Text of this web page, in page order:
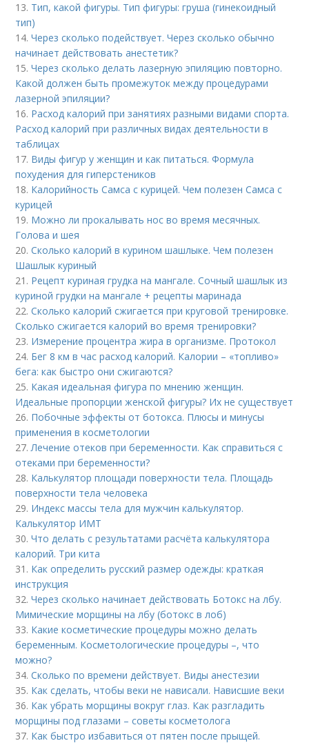
13. Тип, какой фигуры. Тип фигуры: груша (гинекоидный
тип)
14.Через сколько подействует. Через сколько обычно
начинает действовать анестетик?
15.Через сколько делать лазерную эпиляцию повторно.
Какой должен быть промежуток между процедурами
лазерной эпиляции?
16. Расход калорий при занятиях разными видами спорта.
Расход калорий при различных видах деятельности в
таблицах
17. Виды фигур у женщин и как питаться. Формула
похудения для гиперстеников
18. Калорийность Самса с курицей. Чем полезен Самса с
курицей
19. Можно ли прокалывать нос во время месячных.
Голова и шея
20.Сколько калорий в курином шашлыке. Чем полезен
Шашлык куриный
21. Рецепт куриная грудка на мангале. Сочный шашлык из
куриной грудки на мангале + рецепты маринада
22.Сколько калорий сжигается при круговой тренировке.
Сколько сжигается калорий во время тренировки?
23. Измерение процентра жира в организме. Протокол
24. Бег 8 км в час расход калорий. Калории – «топливо»
бега: как быстро они сжигаются?
25. Какая идеальная фигура по мнению женщин.
Идеальные пропорции женской фигуры? Их не существует
26. Побочные эффекты от ботокса. Плюсы и минусы
применения в косметологии
27.Лечение отеков при беременности. Как справиться с
отеками при беременности?
28. Калькулятор площади поверхности тела. Площадь
поверхности тела человека
29. Индекс массы тела для мужчин калькулятор.
Калькулятор ИМТ
30.Что делать с результатами расчёта калькулятора
калорий. Три кита
31. Как определить русский размер одежды: краткая
инструкция
32.Через сколько начинает действовать Ботокс на лбу.
Мимические морщины на лбу (ботокс в лоб)
33. Какие косметические процедуры можно делать
беременным. Косметологические процедуры –, что
можно?
34.Сколько по времени действует. Виды анестезии
35. Как сделать, чтобы веки не нависали. Нависшие веки
36. Как убрать морщины вокруг глаз. Как разгладить
морщины под глазами – советы косметолога
37. Как быстро избавиться от пятен после прыщей.